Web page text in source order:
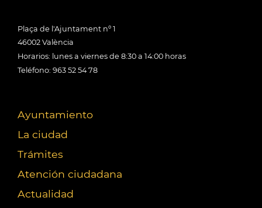
Plaça de l'Ajuntament nº 1
46002 València
Horarios: lunes a viernes de 8:30 a 14:00 horas
Teléfono: 963 52 54 78
Ayuntamiento
La ciudad
Trámites
Atención ciudadana
Actualidad